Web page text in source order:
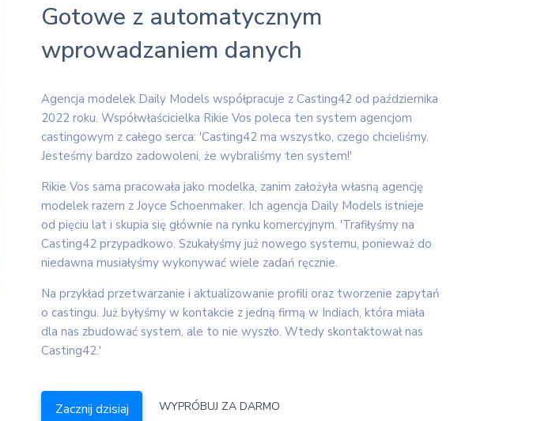
Gotowe z automatycznym
wprowadzaniem danych
Agencja modelek Daily Models współpracuje z Casting42 od października
2022 roku. Współwłaścicielka Rikie Vos poleca ten system agencjom
castingowym z całego serca: 'Casting42 ma wszystko, czego chcieliśmy.
Jesteśmy bardzo zadowoleni, że wybraliśmy ten system!'
Rikie Vos sama pracowała jako modelka, zanim założyła własną agencję
modelek razem z Joyce Schoenmaker. Ich agencja Daily Models istnieje
od pięciu lat i skupia się głównie na rynku komercyjnym. 'Trafiłyśmy na
Casting42 przypadkowo. Szukałyśmy już nowego systemu, ponieważ do
niedawna musiałyśmy wykonywać wiele zadań ręcznie.
Na przykład przetwarzanie i aktualizowanie profili oraz tworzenie zapytań
o castingu. Już byłyśmy w kontakcie z jedną firmą w Indiach, która miała
dla nas zbudować system, ale to nie wyszło. Wtedy skontaktował nas
Casting42.'
Zacznij dzisiaj WYPRÓBUJ ZA DARMO